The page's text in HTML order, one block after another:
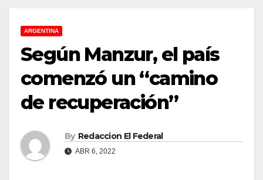
ARGENTINA
Según Manzur, el país
comenzó un “camino
de recuperación”
By Redaccion El Federal
ABR 6, 2022